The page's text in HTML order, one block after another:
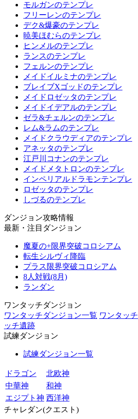
モルガンのテンプレ
フリーレンのテンプレ
デク&爆豪のテンプレ
暁美ほむらのテンプレ
ヒンメルのテンプレ
ランスのテンプレ
フェルンのテンプレ
メイドイルミナのテンプレ
ブレイブXゴッドのテンプレ
メイドロゼッタのテンプレ
メイドイデアルのテンプレ
ゼラ&チェルンのテンプレ
レム&ラムのテンプレ
メイドクラウディアのテンプレ
アネッタのテンプレ
江戸川コナンのテンプレ
メイドメタトロンのテンプレ
インペリアルドラモンテンプレ
ロゼッタのテンプレ
しづるのテンプレ
ダンジョン攻略情報
最新・注目ダンジョン
魔夏の+限界突破コロシアム
転生シルヴィ降臨
プラス限界突破コロシアム
8人対戦(8月)
ランダン
ワンタッチダンジョン
ワンタッチダンジョン一覧 ワンタッ
ッチ遺跡
試練ダンジョン
試練ダンジョン一覧
ドラゴン
北欧神
中華神
和神
エジプト神 西洋神
チャレダン(クエスト)